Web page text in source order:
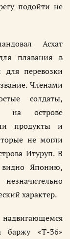
подойти не
Асхат
плавания в
для перевозки
Членами
солдаты,
на острове
продукты и
не могли
Итуруп. В
видно Японию,
характер.
баржу «Т-36»